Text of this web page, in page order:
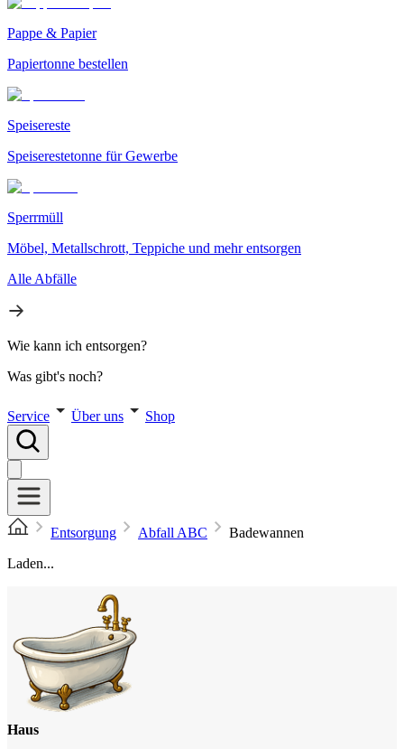
Pappe & Papier
Papiertonne bestellen
Speisereste
Speiserestetonne für Gewerbe
Sperrmüll
Möbel, Metallschrott, Teppiche und mehr entsorgen
Alle Abfälle
Wie kann ich entsorgen?
Was gibt's noch?
Service Über uns Shop
Entsorgung Abfall ABC
Badewannen
Laden...
Haus